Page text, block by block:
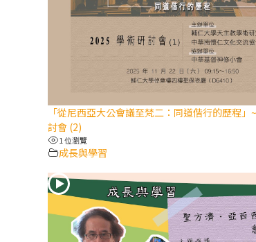
「從尼西亞大公會議至梵二：同道偕行的歷程
討會 (2)
1 位瀏覽
成長與學習